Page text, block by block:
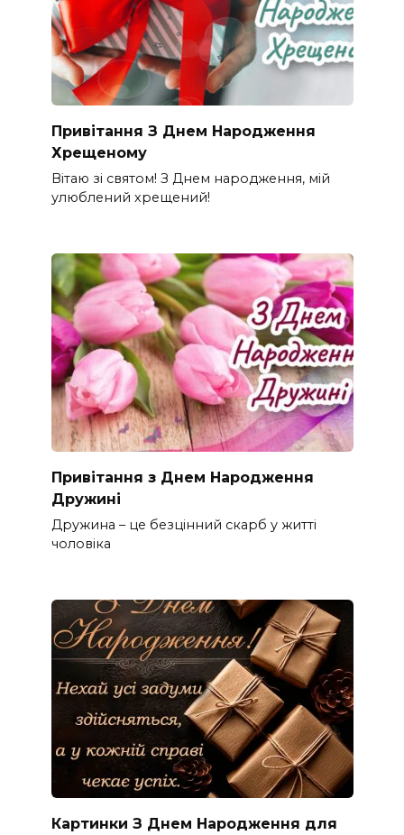
Привітання З Днем Народження
Хрещеному
Вітаю зі святом! З Днем народження, мій
улюблений хрещений!
Привітання з Днем Народження
Дружині
Дружина – це безцінний скарб у житті
чоловіка
Картинки З Днем Народження для